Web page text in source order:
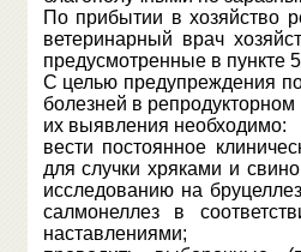
По прибытии в хозяйство
ветеринарный врач
предусмотренные в пункте
С целью предупреждения
болезней в
их выявления необходимо:
вести постоянное
для случки хряками и
исследованию на
салмонеллез в
наставлениями;